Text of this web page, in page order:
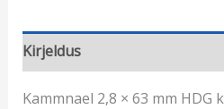
Kirjeldus
Kammnael 2,8 × 63 mm HDG